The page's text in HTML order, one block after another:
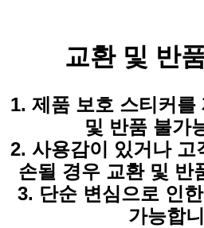
교환 및 반
1. 제품 보호 스티커를
및 반품 불가
2. 사용감이 있거나 고
손될 경우 교환 및 반
3. 단순 변심으로 인한
가능합